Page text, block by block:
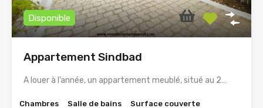
Disponible
Appartement Sindbad
A louer à l’année, un appartement meublé, situé au 2…
Chambres Salle de bains Surface couverte